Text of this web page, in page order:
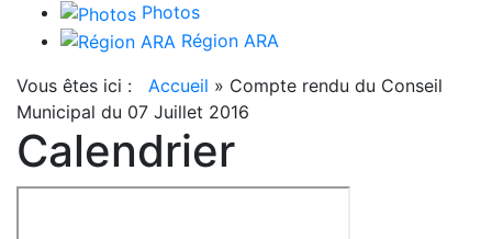
Photos
Région ARA
Vous êtes ici : Accueil » Compte rendu du Conseil
Municipal du 07 Juillet 2016
Calendrier